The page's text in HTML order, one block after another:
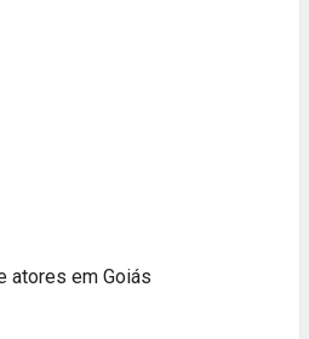
atores em Goiás